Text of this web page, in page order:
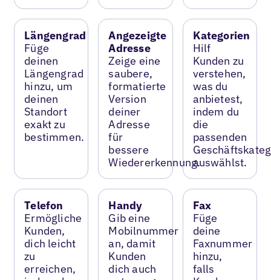
Längengrad
Füge
deinen
Längengrad
hinzu, um
deinen
Standort
exakt zu
bestimmen.
Angezeigte
Adresse
Zeige eine
saubere,
formatierte
Version
deiner
Adresse
für
bessere
Wiedererkennung.
Kategorien
Hilf
Kunden zu
verstehen,
was du
anbietest,
indem du
die
passenden
auswählst.
Telefon
Ermögliche
Kunden,
dich leicht
zu
erreichen,
Handy
Gib eine
Mobilnummer
an, damit
Kunden
dich auch
Fax
Füge
deine
Faxnummer
hinzu,
falls